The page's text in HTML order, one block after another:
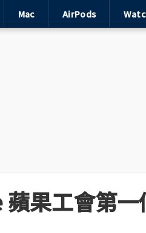
Mac AirPods
果工會第一